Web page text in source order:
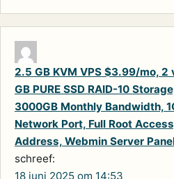
2.5 GB KVM VPS $3.99/mo, 2
GB PURE SSD RAID-10
3000GB Monthly Bandwidth,
Network Port, Full Root
Address, Webmin Server
schreef:
18 juni 2025 om 14:53